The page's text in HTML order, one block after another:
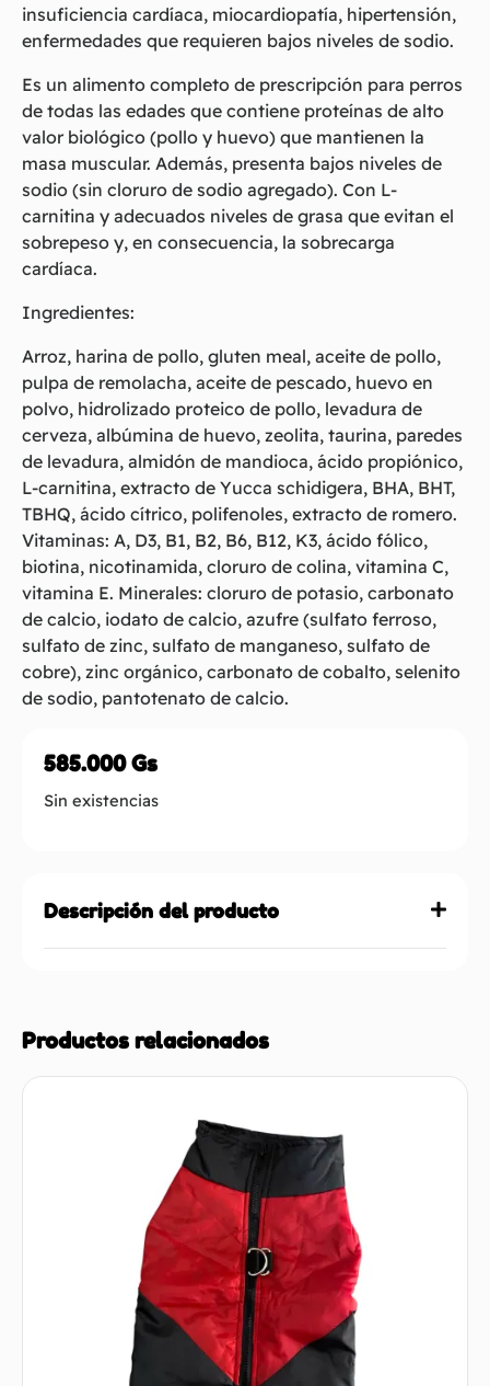
insuficiencia cardíaca, miocardiopatía, hipertensión,
enfermedades que requieren bajos niveles de sodio.
Es un alimento completo de prescripción para perros
de todas las edades que contiene proteínas de alto
valor biológico (pollo y huevo) que mantienen la
masa muscular. Además, presenta bajos niveles de
sodio (sin cloruro de sodio agregado). Con L-
carnitina y adecuados niveles de grasa que evitan el
sobrepeso y, en consecuencia, la sobrecarga
cardíaca.
Ingredientes:
Arroz, harina de pollo, gluten meal, aceite de pollo,
pulpa de remolacha, aceite de pescado, huevo en
polvo, hidrolizado proteico de pollo, levadura de
cerveza, albúmina de huevo, zeolita, taurina, paredes
de levadura, almidón de mandioca, ácido propiónico,
L-carnitina, extracto de Yucca schidigera, BHA, BHT,
TBHQ, ácido cítrico, polifenoles, extracto de romero.
Vitaminas: A, D3, B1, B2, B6, B12, K3, ácido fólico,
biotina, nicotinamida, cloruro de colina, vitamina C,
vitamina E. Minerales: cloruro de potasio, carbonato
de calcio, iodato de calcio, azufre (sulfato ferroso,
sulfato de zinc, sulfato de manganeso, sulfato de
cobre), zinc orgánico, carbonato de cobalto, selenito
de sodio, pantotenato de calcio.
585.000Gs
Sin existencias
Descripción del producto
Productos relacionados